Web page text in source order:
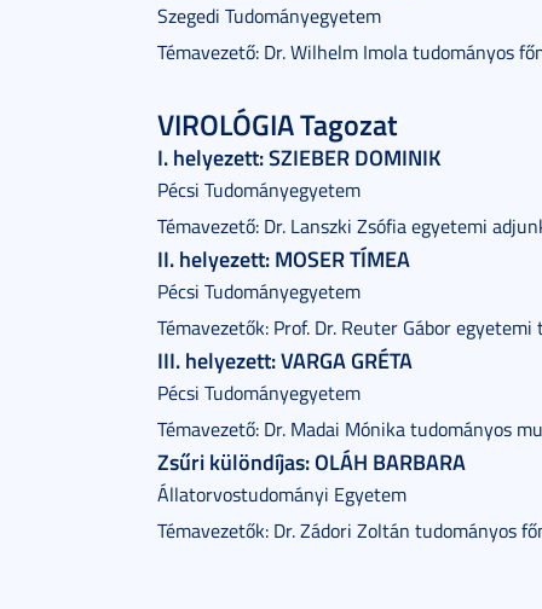
Szegedi Tudományegyetem
Témavezető: Dr. Wilhelm Imola tudományos
VIROLÓGIA Tagozat
I. helyezett: SZIEBER DOMINIK
Pécsi Tudományegyetem
Témavezető: Dr. Lanszki Zsófia egyetemi
II. helyezett: MOSER TÍMEA
Pécsi Tudományegyetem
Témavezetők: Prof. Dr. Reuter Gábor
III. helyezett: VARGA GRÉTA
Pécsi Tudományegyetem
Témavezető: Dr. Madai Mónika tudományos
Zsűri különdíjas: OLÁH BARBARA
Állatorvostudományi Egyetem
Témavezetők: Dr. Zádori Zoltán tudományos